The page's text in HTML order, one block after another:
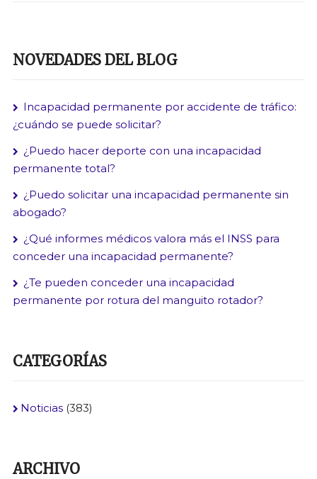
NOVEDADES DEL BLOG
Incapacidad permanente por accidente de tráfico:
¿cuándo se puede solicitar?
¿Puedo hacer deporte con una incapacidad
permanente total?
¿Puedo solicitar una incapacidad permanente sin
abogado?
¿Qué informes médicos valora más el INSS para
conceder una incapacidad permanente?
¿Te pueden conceder una incapacidad
permanente por rotura del manguito rotador?
CATEGORÍAS
Noticias(383)
ARCHIVO